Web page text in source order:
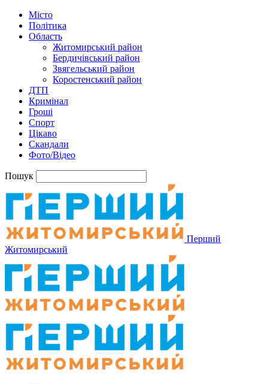
Місто
Політика
Область
Житомирський район
Бердичівський район
Звягельський район
Коростенський район
ДТП
Кримінал
Гроші
Спорт
Цікаво
Скандали
Фото/Відео
Пошук
Перший
Житомирський